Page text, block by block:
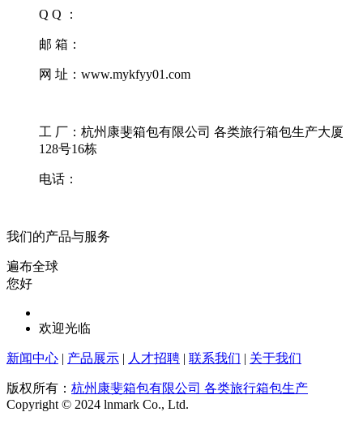
Q Q ：
邮 箱：
网 址：www.mykfyy01.com
工 厂：杭州康斐箱包有限公司 各类旅行箱包生产大厦
128号16栋
电话：
我们的产品与服务
遍布全球
您好
欢迎光临
新闻中心 | 产品展示 | 人才招聘 | 联系我们 | 关于我们
版权所有： 杭州康斐箱包有限公司 各类旅行箱包生产
Copyright © 2024 lnmark Co., Ltd.